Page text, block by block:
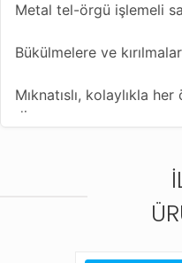
Metal tel-örgü işlemeli
Bükülmelere ve
Mıknatıslı, kolaylıkla
dizaynı
Bu kordonla uyumlu